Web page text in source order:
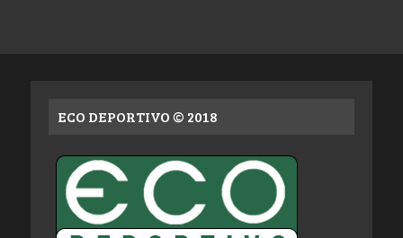
ECO DEPORTIVO © 2018